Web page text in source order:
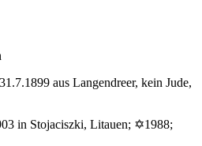
aus Langendreer, kein Jude,
in Stojaciszki, Litauen; ✡1988;